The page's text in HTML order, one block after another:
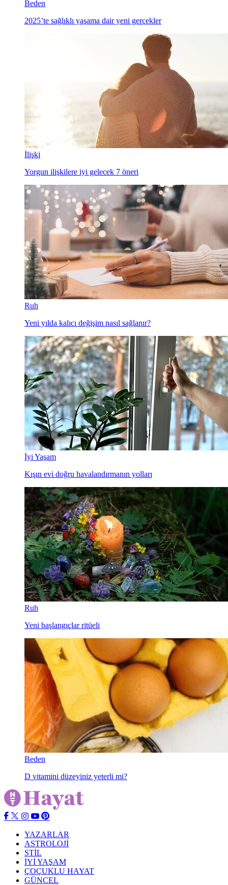
Beden
2025’te sağlıklı yaşama dair yeni gerçekler
İlişki
Yorgun ilişkilere iyi gelecek 7 öneri
Ruh
Yeni yılda kalıcı değişim nasıl sağlanır?
İyi Yaşam
Kışın evi doğru havalandırmanın yolları
Ruh
Yeni başlangıçlar ritüeli
Beden
D vitamini düzeyiniz yeterli mi?
YAZARLAR
ASTROLOJİ
STİL
İYİ YAŞAM
ÇOÇUKLU HAYAT
GÜNCEL